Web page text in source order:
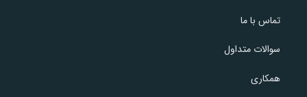
تماس با ما
سوالات متداول
همکاری